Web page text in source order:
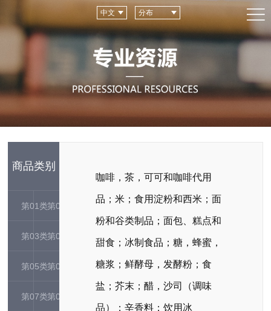
中文 分布
商品类别
第01类第02类
第03类第04类
第05类第06类
第07类第08类
咖啡，茶，可可和咖啡代用
品；米；食用淀粉和西米；面
粉和谷类制品；面包、糕点和
甜食；冰制食品；糖，蜂蜜，
糖浆；鲜酵母，发酵粉；食
盐；芥末；醋，沙司（调味
品）；辛香料；饮用冰